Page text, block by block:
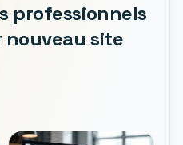
professionnels
nouveau site